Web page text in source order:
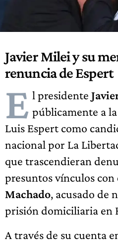
Javier Milei y su
renuncia de Espert
E l presidente
públicamente a
Luis Espert como
nacional por La
que trascendieran
presuntos vínculos con
Machado, acusado de
prisión domiciliaria en
A través de su cuenta